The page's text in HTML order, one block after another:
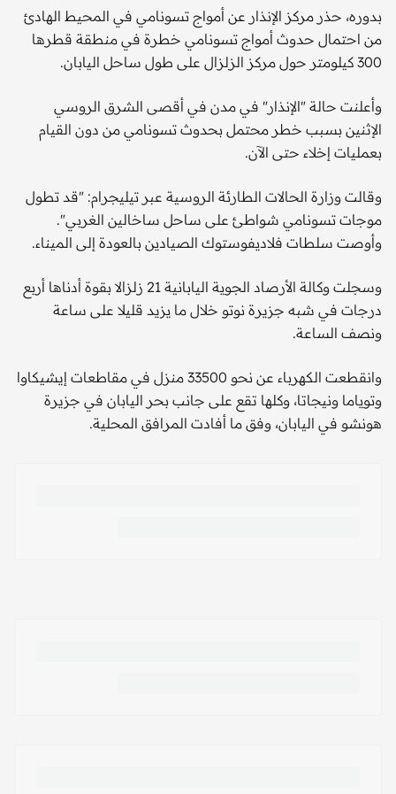
بدوره، حذر مركز الإنذار عن أمواج تسونامي في المحيط الهادئ
من احتمال حدوث أمواج تسونامي خطرة في منطقة قطرها
300 كيلومتر حول مركز الزلزال على طول ساحل اليابان.
وأعلنت حالة "الإنذار" في مدن في أقصى الشرق الروسي
الإثنين بسبب خطر محتمل بحدوث تسونامي من دون القيام
بعمليات إخلاء حتى الآن.
وقالت وزارة الحالات الطارئة الروسية عبر تيليجرام: "قد تطول
موجات تسونامي شواطئ على ساحل ساخالين الغربي".
وأوصت سلطات فلاديفوستوك الصيادين بالعودة إلى الميناء.
وسجلت وكالة الأرصاد الجوية اليابانية 21 زلزالا بقوة أدناها أربع
درجات في شبه جزيرة نوتو خلال ما يزيد قليلا على ساعة
ونصف الساعة.
وانقطعت الكهرباء عن نحو 33500 منزل في مقاطعات إيشيكاوا
وتوياما ونيجاتا، وكلها تقع على جانب بحر اليابان في جزيرة
هونشو في اليابان، وفق ما أفادت المرافق المحلية.